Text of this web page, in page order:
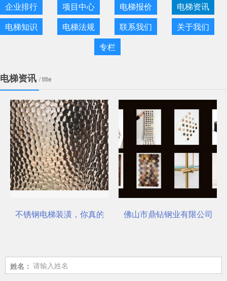
企业排行 项目中心 电梯报价
电梯资讯
电梯知识
电梯法规 联系我们
关于我们
专栏
电梯资讯 / title
不锈钢电梯装潢，你真的选对了吗？佛山市鼎钻钢业有限公司，
姓名：